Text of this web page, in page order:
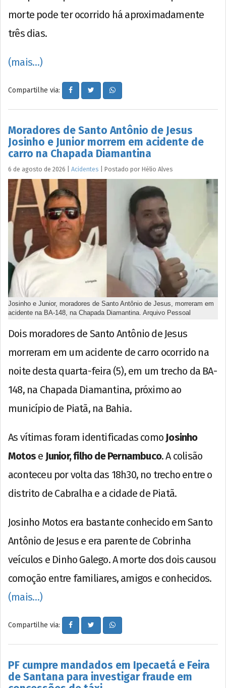
morte pode ter ocorrido há aproximadamente
três dias.
(mais…)
Compartilhe via:
Moradores de Santo Antônio de Jesus
Josinho e Junior morrem em acidente de
carro na Chapada Diamantina
6 de agosto de 2026 Acidentes Postado por Hélio Alves
Josinho e Junior, moradores de Santo Antônio de Jesus, morreram em
acidente na BA-148, na Chapada Diamantina. Arquivo Pessoal
Dois moradores de Santo Antônio de Jesus
morreram em um acidente de carro ocorrido na
noite desta quarta-feira (5), em um trecho da BA-
148, na Chapada Diamantina, próximo ao
município de Piatã, na Bahia.
As vítimas foram identificadas como Josinho
Motos e Junior, filho de Pernambuco. A colisão
aconteceu por volta das 18h30, no trecho entre o
distrito de Cabralha e a cidade de Piatã.
Josinho Motos era bastante conhecido em Santo
Antônio de Jesus e era parente de Cobrinha
veículos e Dinho Galego. A morte dos dois causou
comoção entre familiares, amigos e conhecidos.
(mais…)
Compartilhe via:
PF cumpre mandados em Ipecaetá e Feira
de Santana para investigar fraude em